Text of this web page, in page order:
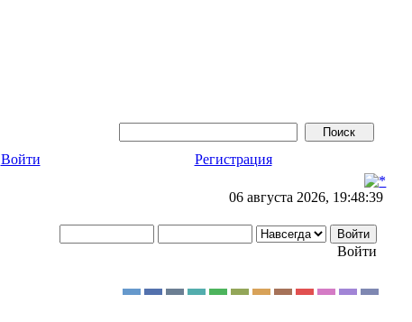
Войти Регистрация
06 августа 2026, 19:48:39
Войти